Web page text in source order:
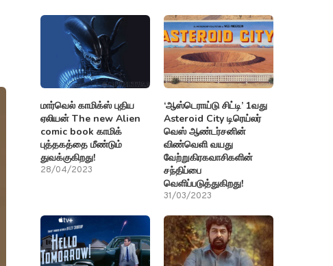
மார்வெல் காமிக்ஸ் புதிய
ஏலியன் The new Alien
comic book காமிக்
புத்தகத்தை மீண்டும்
துவக்குகிறது!
28/04/2023
‘ஆஸ்டெராய்டு சிட்டி’ 1வது
Asteroid City டிரெய்லர்
வெஸ் ஆண்டர்சனின்
விண்வெளி வயது
வேற்றுகிரகவாசிகளின்
சந்திப்பை
வெளிப்படுத்துகிறது!
31/03/2023